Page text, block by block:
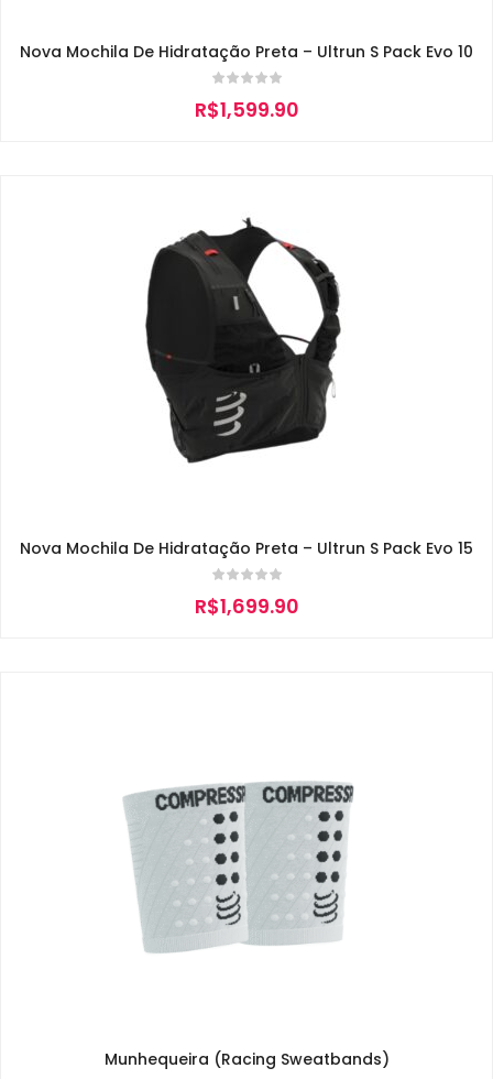
Nova Mochila De Hidratação Preta – Ultrun S Pack Evo 10
R$1,599.90
Nova Mochila De Hidratação Preta – Ultrun S Pack Evo 15
R$1,699.90
Munhequeira (Racing Sweatbands)